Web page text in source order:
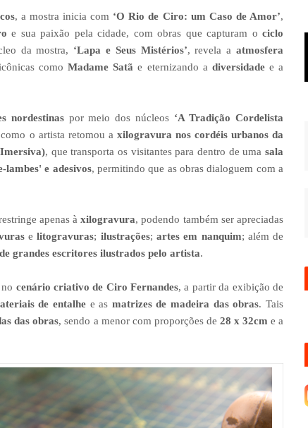
, a mostra inicia com ‘O Rio de Ciro: um Caso de Amor’,
e sua paixão pela cidade, com obras que capturam o ciclo
da mostra, ‘Lapa e Seus Mistérios’, revela a atmosfera
comoMadame Satã e eternizando a diversidadee a
nordestinaspor meio dos núcleos ‘A Tradição Cordelista
o artista retomou a xilogravura nos cordéis urbanos da
, que transporta os visitantes para dentro de umasala
lambes' e adesivos, permitindo que as obras dialoguem com a
apenas àxilogravura, podendo também ser apreciadas
elitogravuras; ilustrações;artes em nanquim; além de
grandes escritores ilustrados pelo artista.
cenário criativo de Ciro Fernandes, a partir da exibição de
de entalhee as matrizes de madeira das obras. Tais
das obras, sendo a menor com proporções de 28 x 32cm e a